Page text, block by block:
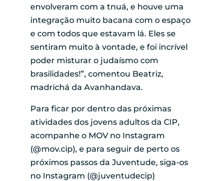
envolveram com a tnuá, e houve uma
integração muito bacana com o espaço
e com todos que estavam lá. Eles se
sentiram muito à vontade, e foi incrível
poder misturar o judaísmo com
brasilidades!”, comentou Beatriz,
madrichá da Avanhandava.
Para ficar por dentro das próximas
atividades dos jovens adultos da CIP,
acompanhe o MOV no Instagram
(@mov.cip), e para seguir de perto os
próximos passos da Juventude, siga-os
no Instagram (@juventudecip)